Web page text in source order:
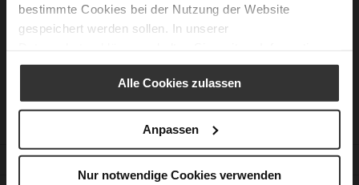
bestimmte Cookies bei der Nutzung der Website
gespeichert werden sollen. In unserer
Alle Cookies zulassen
Anpassen
Nur notwendige Cookies verwenden
Creating an account has many benefits: check out faster, keep
more than one address, track orders and more.
Create an Account
CUSTOMER SERVICE